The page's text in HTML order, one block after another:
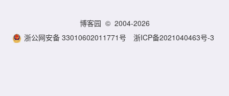
博客园 © 2004-2026
浙公网安备 33010602011771号
浙ICP备2021040463号-3